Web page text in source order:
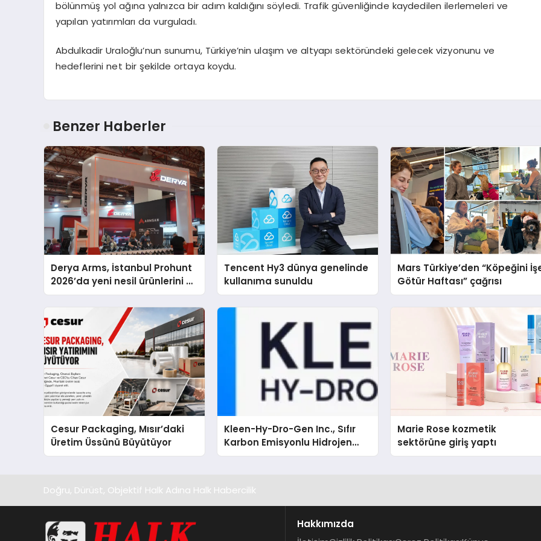
bölünmüş yol ağına yalnızca bir adım kaldığını söyledi. Trafik güvenliğinde kaydedilen ilerlemeleri ve
yapılan yatırımları da vurguladı.
Abdulkadir Uraloğlu’nun sunumu, Türkiye’nin ulaşım ve altyapı sektöründeki gelecek vizyonunu ve
hedeflerini net bir şekilde ortaya koydu.
Benzer Haberler
Derya Arms, İstanbul Prohunt
2026’da yeni nesil ürünlerini ve
global marka vizyonunu
Tencent Hy3 dünya genelinde
kullanıma sunuldu
Mars Türkiye’den “Köpeğini
Götür Haftası” çağrısı
Cesur Packaging, Mısır’daki
Üretim Üssünü Büyütüyor
Kleen-Hy-Dro-Gen Inc., Sıfır
Karbon Emisyonlu Hidrojen
Isıtma Teknolojisinde ISO ve
Marie Rose kozmetik
sektörüne giriş yaptı
Doğru, Dürüst, Objektif Halk Adına Halk Habercilik
Hakkımızda